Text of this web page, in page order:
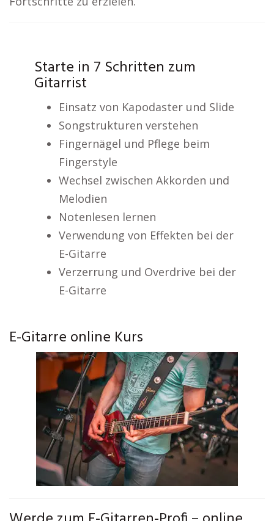
Starte in 7 Schritten zum
Gitarrist
Einsatz von Kapodaster und Slide
Songstrukturen verstehen
Fingernägel und Pflege beim
Fingerstyle
Wechsel zwischen Akkorden und
Melodien
Notenlesen lernen
Verwendung von Effekten bei der
E-Gitarre
Verzerrung und Overdrive bei der
E-Gitarre
E-Gitarre online Kurs